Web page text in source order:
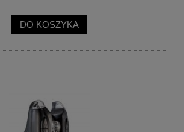
DO KOSZYKA